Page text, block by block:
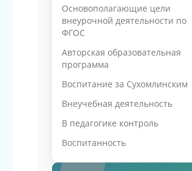
Основополагающие цели
внеурочной деятельности по
ФГОС
Авторская образовательная
программа
Воспитание за Сухомлинским
Внеучебная деятельность
В педагогике контроль
Воспитанность